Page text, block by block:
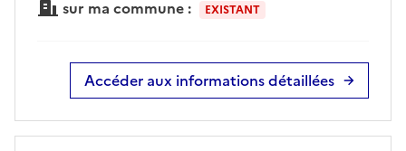
sur ma commune : EXISTANT
Accéder aux informations détaillées